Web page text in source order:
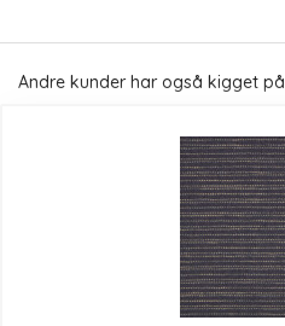
Andre kunder har også kigget på